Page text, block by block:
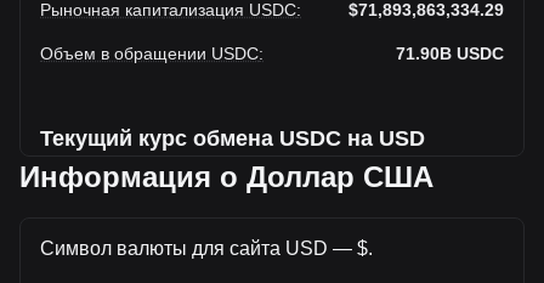
Рыночная капитализация USDC: $71,893,863,334.29
Объем в обращении USDC: 71.90B USDC
Текущий курс обмена USDC на USD
USDC до Доллар США увеличивается на этой неделе.
USDC, а общая рыночная капитализация составляет
Информация о Доллар США
Символ валюты для сайта USD — $.